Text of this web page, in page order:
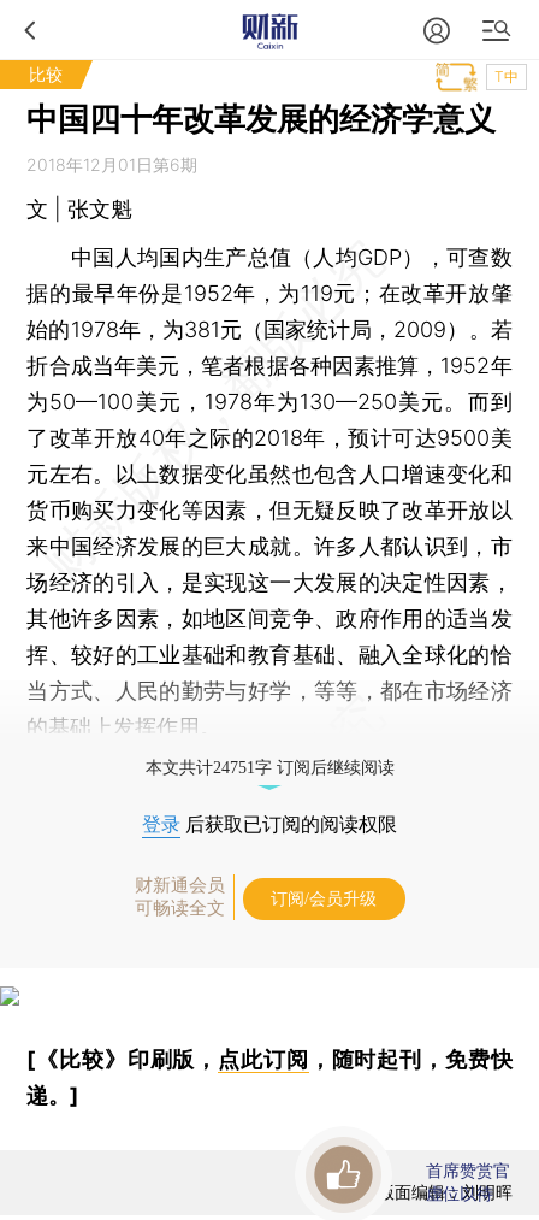
比较 T中
中国四十年改革发展的经济学意义
2018年12月01日第6期
文 | 张文魁
中国人均国内生产总值（人均GDP），可查数
据的最早年份是1952年，为119元；在改革开放肇
始的1978年，为381元（国家统计局，2009）。若
折合成当年美元，笔者根据各种因素推算，1952年
为50—100美元，1978年为130—250美元。而到
了改革开放40年之际的2018年，预计可达9500美
元左右。以上数据变化虽然也包含人口增速变化和
货币购买力变化等因素，但无疑反映了改革开放以
来中国经济发展的巨大成就。许多人都认识到，市
场经济的引入，是实现这一大发展的决定性因素，
其他许多因素，如地区间竞争、政府作用的适当发
挥、较好的工业基础和教育基础、融入全球化的恰
当方式、人民的勤劳与好学，等等，都在市场经济
的基础上发挥作用。
本文共计24751字 订阅后继续阅读
登录 后获取已订阅的阅读权限
财新通会员
可畅读全文
订阅/会员升级
[《比较》印刷版， 点此订阅 ，随时起刊，免费快
递。]
版面编辑：刘明晖
首席赞赏官
虚位以待